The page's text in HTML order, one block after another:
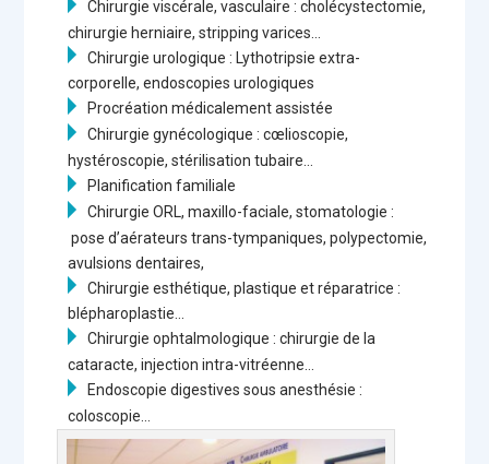
Chirurgie viscérale, vasculaire : cholécystectomie,
chirurgie herniaire, stripping varices…
Chirurgie urologique : Lythotripsie extra-
corporelle, endoscopies urologiques
Procréation médicalement assistée
Chirurgie gynécologique : cœlioscopie,
hystéroscopie, stérilisation tubaire…
Planification familiale
Chirurgie ORL, maxillo-faciale, stomatologie :
pose d’aérateurs trans-tympaniques, polypectomie,
avulsions dentaires,
Chirurgie esthétique, plastique et réparatrice :
blépharoplastie…
Chirurgie ophtalmologique : chirurgie de la
cataracte, injection intra-vitréenne…
Endoscopie digestives sous anesthésie :
coloscopie…